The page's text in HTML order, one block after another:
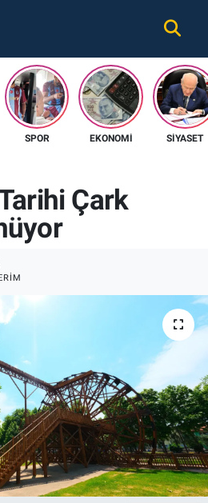
SPOR EKONOMI SIYASET
Çark
ve Fikstür